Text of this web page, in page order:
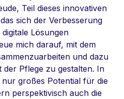
Teil dieses innovativen
sich der Verbesserung
Lösungen
mich darauf, mit dem
und dazu
der Pflege zu gestalten. In
großes Potential für die
perspektivisch auch die